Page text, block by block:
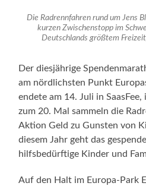
Die Radrennfahren rund um Jens
kurzen Zwischenstopp im
Deutschlands größtem
Der diesjährige
am nördlichsten Punkt
endete am 14. Juli in
zum 20. Mal sammeln die
Aktion Geld zu Gunsten von
diesem Jahr geht das
hilfsbedürftige Kinder und
Auf den Halt im Europa-Park